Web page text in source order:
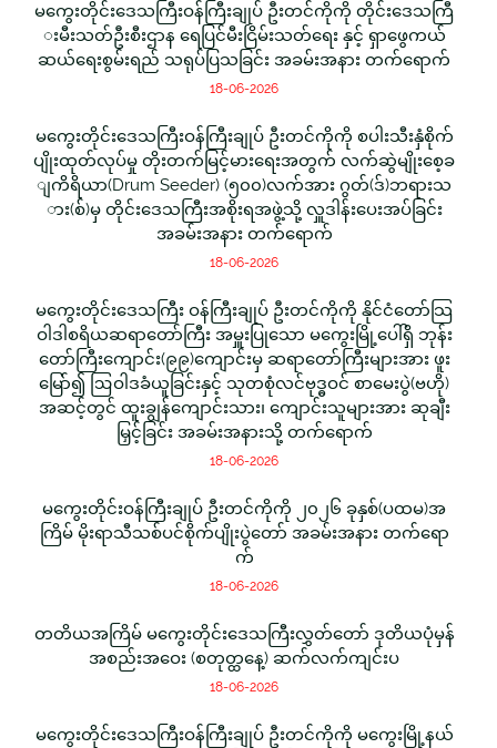
မကွေးတိုင်းဒေသကြီးဝန်ကြီးချုပ် ဦးတင်ကိုကို တိုင်းဒေသကြီ
းမီးသတ်ဦးစီးဌာန ရေပြင်မီးငြိမ်းသတ်ရေး နှင့် ရှာဖွေကယ်
ဆယ်ရေးစွမ်းရည် သရုပ်ပြသခြင်း အခမ်းအနား တက်ရောက်
18-06-2026
မကွေးတိုင်းဒေသကြီးဝန်ကြီးချုပ် ဦးတင်ကိုကို စပါးသီးနှံစိုက်
ပျိုးထုတ်လုပ်မှု တိုးတက်မြင့်မားရေးအတွက် လက်ဆွဲမျိုးစေ့ခ
ျကိရိယာ(Drum Seeder) (၅၀၀)လက်အား ဂွတ်(ဒ်)ဘရားသ
ား(စ်)မှ တိုင်းဒေသကြီးအစိုးရအဖွဲ့သို့ လှူဒါန်းပေးအပ်ခြင်း
အခမ်းအနား တက်ရောက်
18-06-2026
မကွေးတိုင်းဒေသကြီး ဝန်ကြီးချုပ် ဦးတင်ကိုကို နိုင်ငံတော်သြ
ဝါဒါစရိယဆရာတော်ကြီး အမှူးပြုသော မကွေးမြို့ပေါ်ရှိ ဘုန်း
တော်ကြီးကျောင်း(၉၉)ကျောင်းမှ ဆရာတော်ကြီးများအား ဖူး
မြော်၍ ဩဝါဒခံယူခြင်းနှင့် သုတစုံလင်ဗုဒ္ဓဝင် စာမေးပွဲ(ဗဟို)
အဆင့်တွင် ထူးချွန်ကျောင်းသား၊ ကျောင်းသူများအား ဆုချီး
မြှင့်ခြင်း အခမ်းအနားသို့ တက်ရောက်
18-06-2026
မကွေးတိုင်းဝန်ကြီးချုပ် ဦးတင်ကိုကို ၂၀၂၆ ခုနှစ်(ပထမ)အ
ကြိမ် မိုးရာသီသစ်ပင်စိုက်ပျိုးပွဲတော် အခမ်းအနား တက်ရော
က်
18-06-2026
တတိယအကြိမ် မကွေးတိုင်းဒေသကြီးလွှတ်တော် ဒုတိယပုံမှန်
အစည်းအဝေး (စတုတ္ထနေ့) ဆက်လက်ကျင်းပ
18-06-2026
မကွေးတိုင်းဒေသကြီးဝန်ကြီးချုပ် ဦးတင်ကိုကို မကွေးမြို့နယ်